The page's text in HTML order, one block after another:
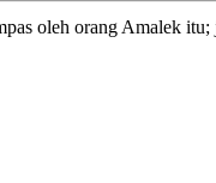
oleh orang Amalek